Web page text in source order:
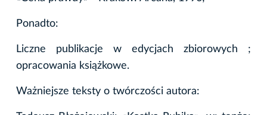
Ponadto:
Liczne publikacje w edycjach zbiorowych ;
opracowania książkowe.
Ważniejsze teksty o twórczości autora: